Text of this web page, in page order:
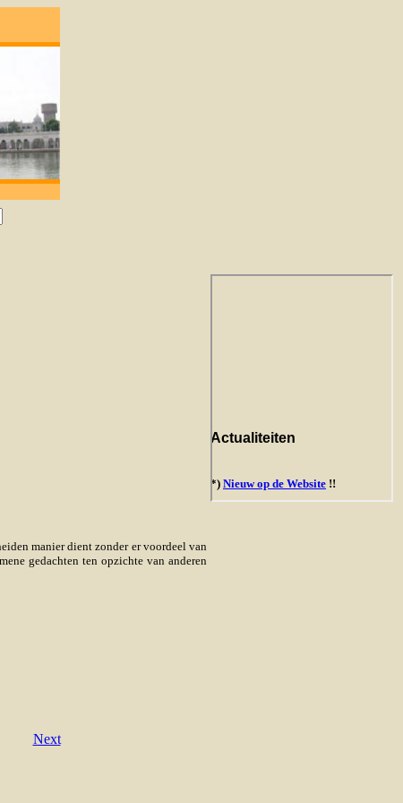
degene die lief heeft zal God verkrijgen. -
manier dient zonder er voordeel van
gedachten ten opzichte van anderen
Next